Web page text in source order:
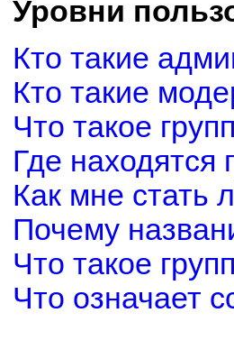
Уровни
Кто такие
Кто такие
Что такое
Где находятся
Как мне стать
Почему
Что такое
Что означает